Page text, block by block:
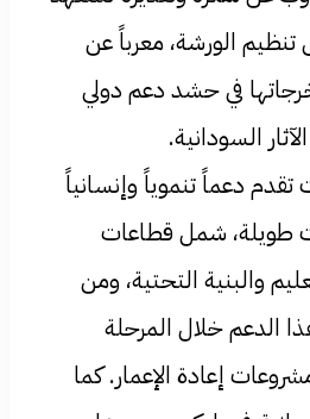
تنظيم الورشة، معرباً عن
في حشد دعم دولي
السودانية.
دعماً تنموياً وإنسانياً
طويلة، شمل قطاعات
والبنية التحتية، ومن
الدعم خلال المرحلة
إعادة الإعمار. كما